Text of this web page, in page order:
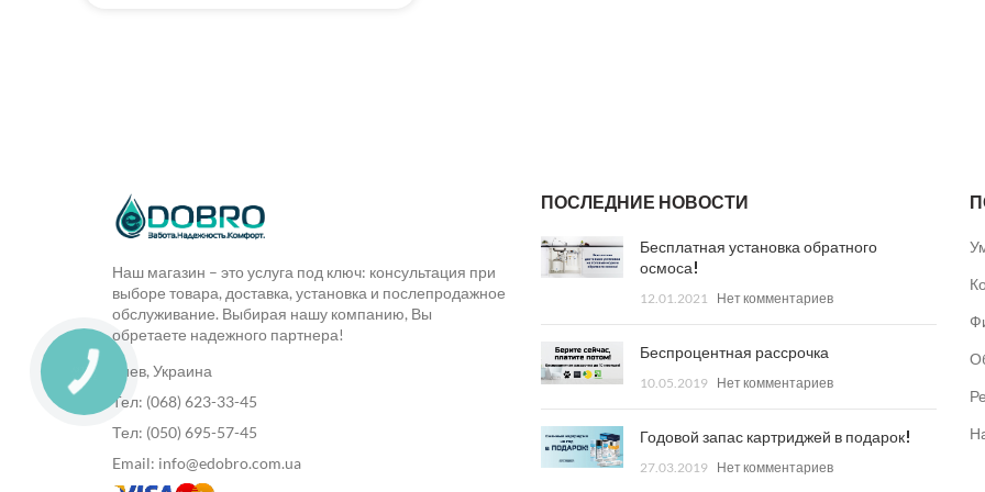
Наш магазин – это услуга под ключ: консультация при
выборе товара, доставка, установка и послепродажное
обслуживание. Выбирая нашу компанию, Вы
обретаете надежного партнера!
Киев, Украина
Тел: (068) 623-33-45
Тел: (050) 695-57-45
Email: info@edobro.com.ua
ПОСЛЕДНИЕ НОВОСТИ
Бесплатная установка обратного
осмоса!
12.01.2021 Нет комментариев
Беспроцентная рассрочка
10.05.2019 Нет комментариев
Годовой запас картриджей в подарок!
27.03.2019 Нет комментариев